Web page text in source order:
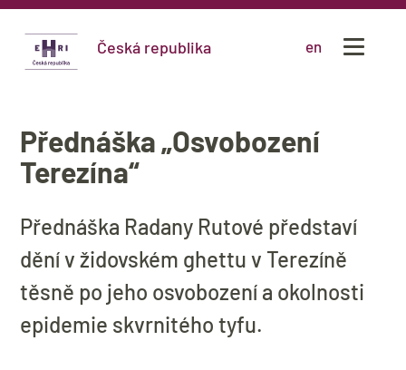
Česká republika en
Přednáška „Osvobození
Terezína“
Přednáška Radany Rutové představí
dění v židovském ghettu v Terezíně
těsně po jeho osvobození a okolnosti
epidemie skvrnitého tyfu.